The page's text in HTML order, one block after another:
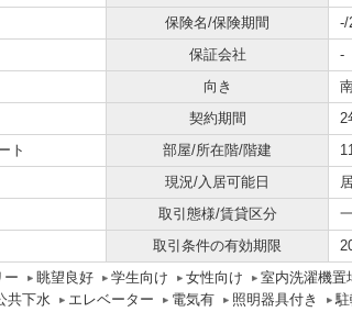
保険名/保険期間
-/
保証会社
-
向き
契約期間
2
ト 部屋/所在階/階建
現況/入居可能日
取引態様/賃貸区分
取引条件の有効期限
ー 眺望良好 学生向け 女性向け
室内洗濯機置
共下水 エレベーター 電気有 照明器具付き